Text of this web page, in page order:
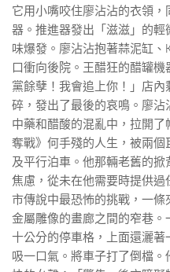
它用小嘴咬住廖沾沾的衣領
器。推進器發出「滋滋」的
味爆發。廖沾沾抱著蒜泥缸
口衝向後院。王醋狂的醋罐
黨餘孽！我會追上你！」店
碎，發出了最後的哀鳴。廖沾
中藥和醋酸的混亂中，拉開
奪戰》何手殘的人生，被兩
及平行泊車。他那輛老舊的
焦慮，從未在他需要時提供
市傳說中最恐怖的挑戰，一條
金屬雕像的畫廊之間的窄巷
十公分的停車格，上面還灑
吸一口氣。將車子打了倒檔